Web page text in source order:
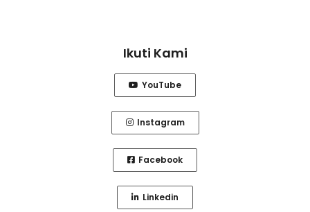
Ikuti Kami
YouTube
Instagram
Facebook
Linkedin